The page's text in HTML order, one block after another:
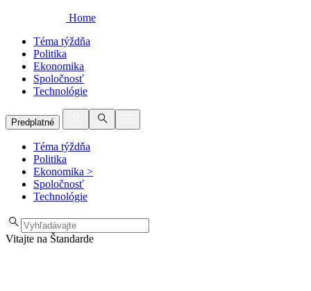
Home
Téma týždňa
Politika
Ekonomika
Spoločnosť
Technológie
Predplatné
Téma týždňa
Politika
Ekonomika >
Spoločnosť
Technológie
Vitajte na Štandarde